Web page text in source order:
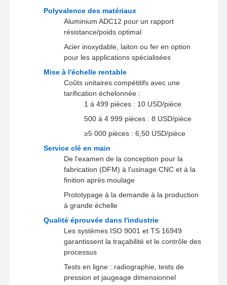
Prototypage rapide
moules de coulée sous pression
Polyvalence des matériaux
Aluminium ADC12 pour un rapport
résistance/poids optimal
Acier inoxydable, laiton ou fer en option
pour les applications spécialisées
Mise à l'échelle rentable
Coûts unitaires compétitifs avec une
tarification échelonnée :
1 à 499 pièces : 10 USD/pièce
500 à 4 999 pièces : 8 USD/pièce
≥5 000 pièces : 6,50 USD/pièce
Service clé en main
De l'examen de la conception pour la
fabrication (DFM) à l'usinage CNC et à la
finition après moulage
Prototypage à la demande à la production
à grande échelle
Qualité éprouvée dans l'industrie
Les systèmes ISO 9001 et TS 16949
garantissent la traçabilité et le contrôle des
processus
Tests en ligne : radiographie, tests de
pression et jaugeage dimensionnel